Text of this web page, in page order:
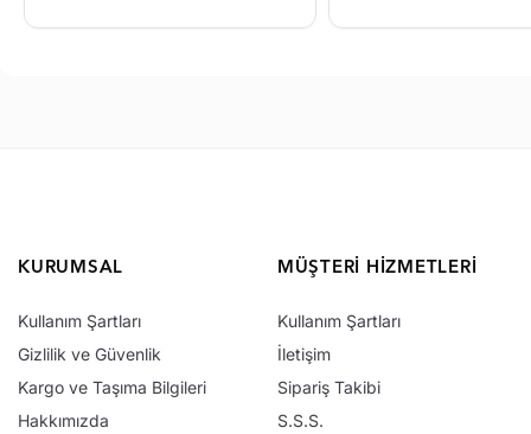
KURUMSAL
Kullanım Şartları
Gizlilik ve Güvenlik
Kargo ve Taşıma Bilgileri
Hakkımızda
MÜŞTERI HIZMETLERI
Kullanım Şartları
İletişim
Sipariş Takibi
S.S.S.